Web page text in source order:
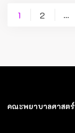
Posts
1 2 …
คณะพยาบาลศาสต